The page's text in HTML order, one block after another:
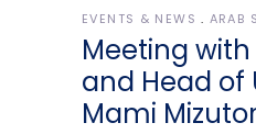
EVENTS & NEWS ARAB
Meeting with
and Head of
Mami